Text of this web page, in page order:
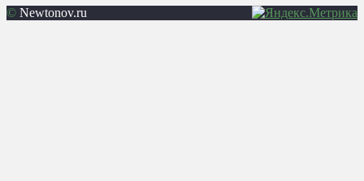
© Newtonov.ru